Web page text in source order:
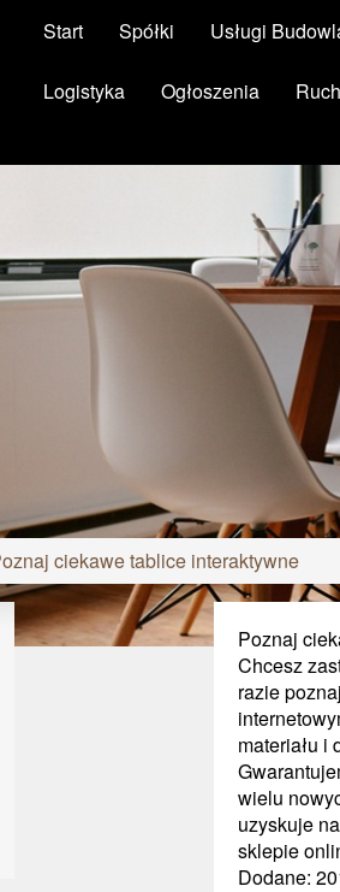
Start Spółki Usługi
Logistyka Ogłoszenia Ruch
ciekawe tablice interaktywne
Poznaj
Chcesz
razie
materiału
wielu
uzyskuje
sklepie
Dodane: